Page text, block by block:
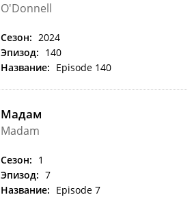
O'Donnell
Сезон: 2024
Эпизод: 140
Название: Episode 140
Мадам
Madam
Сезон: 1
Эпизод: 7
Название: Episode 7